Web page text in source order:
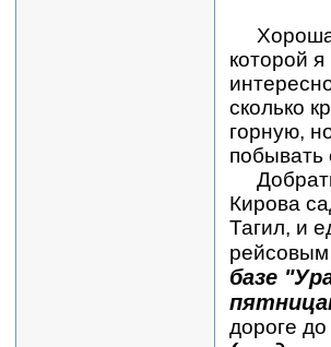
Хороша
которой
сколько
горную,
побывать
Кирова
Тагил, и
базе
дороге